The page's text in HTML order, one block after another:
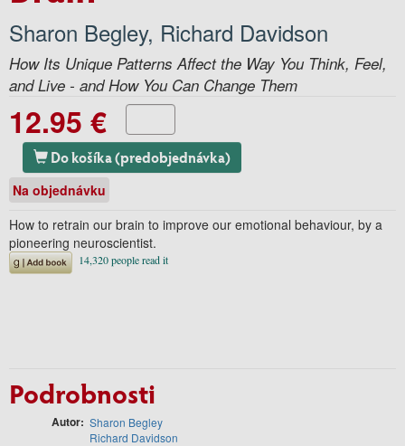
Sharon Begley, Richard Davidson
How Its Unique Patterns Affect the Way You Think, Feel,
and Live - and How You Can Change Them
12.95 €
Do košíka (predobjednávka)
Na objednávku
How to retrain our brain to improve our emotional behaviour, by a
pioneering neuroscientist.
Podrobnosti
Autor Sharon Begley
Richard Davidson